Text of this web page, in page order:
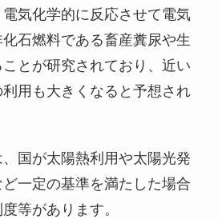
気化学的に反応させて電気
石燃料である畜産糞尿や生
とが研究されており、近い
用も大きくなると予想され
国が太陽熱利用や太陽光発
一定の基準を満たした場合
等があります。